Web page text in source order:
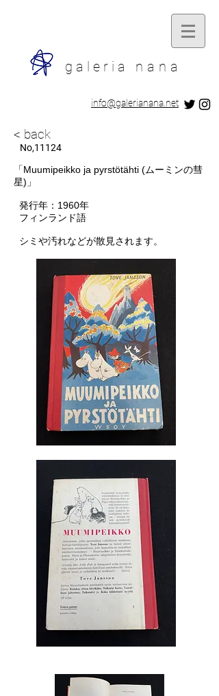
galeria nana
​info@galerianana.net
< back
​ No,11124
​「Muumipeikko ja pyrstötähti (ムーミンの彗
星)」
発行年： 1960年
フィンランド語
シミや汚れなどが散見されます。